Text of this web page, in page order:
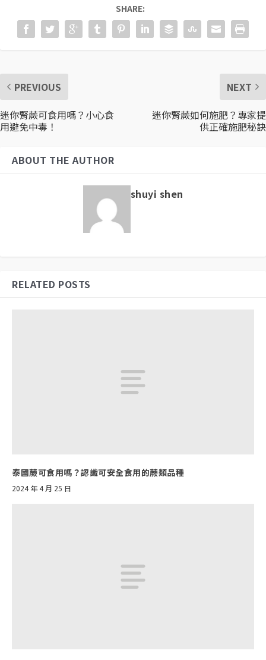
SHARE:
PREVIOUS
迷你腎蕨可食用嗎？小心食
用避免中毒！
NEXT
迷你腎蕨如何施肥？專家提
供正確施肥秘訣
ABOUT THE AUTHOR
shuyi shen
RELATED POSTS
泰國蕨可食用嗎？認識可安全食用的蕨類品種
2024 年 4 月 25 日